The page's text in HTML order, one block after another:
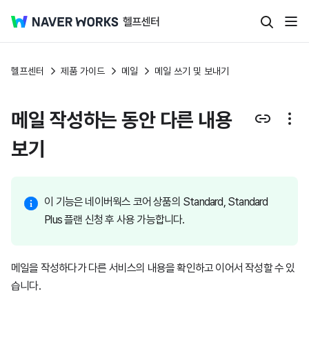
헬프센터 제품 가이드 메일 메일 쓰기 및 보내기
메일 작성하는 동안 다른 내용
보기
이 기능은 네이버웍스 코어 상품의 Standard, Standard
Plus 플랜 신청 후 사용 가능합니다.
메일을 작성하다가 다른 서비스의 내용을 확인하고 이어서 작성할 수 있
습니다.